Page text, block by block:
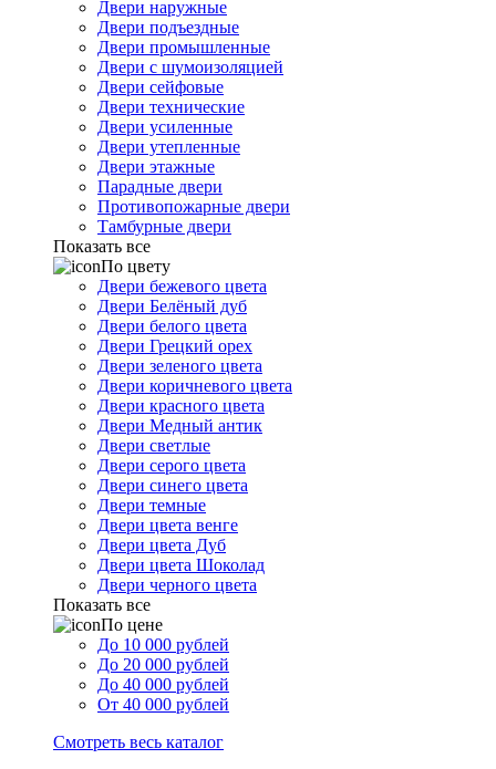
Двери наружные
Двери подъездные
Двери промышленные
Двери с шумоизоляцией
Двери сейфовые
Двери технические
Двери усиленные
Двери утепленные
Двери этажные
Парадные двери
Противопожарные двери
Тамбурные двери
Показать все
По цвету
Двери бежевого цвета
Двери Белёный дуб
Двери белого цвета
Двери Грецкий орех
Двери зеленого цвета
Двери коричневого цвета
Двери красного цвета
Двери Медный антик
Двери светлые
Двери серого цвета
Двери синего цвета
Двери темные
Двери цвета венге
Двери цвета Дуб
Двери цвета Шоколад
Двери черного цвета
Показать все
По цене
До 10 000 рублей
До 20 000 рублей
До 40 000 рублей
От 40 000 рублей
Смотреть весь каталог